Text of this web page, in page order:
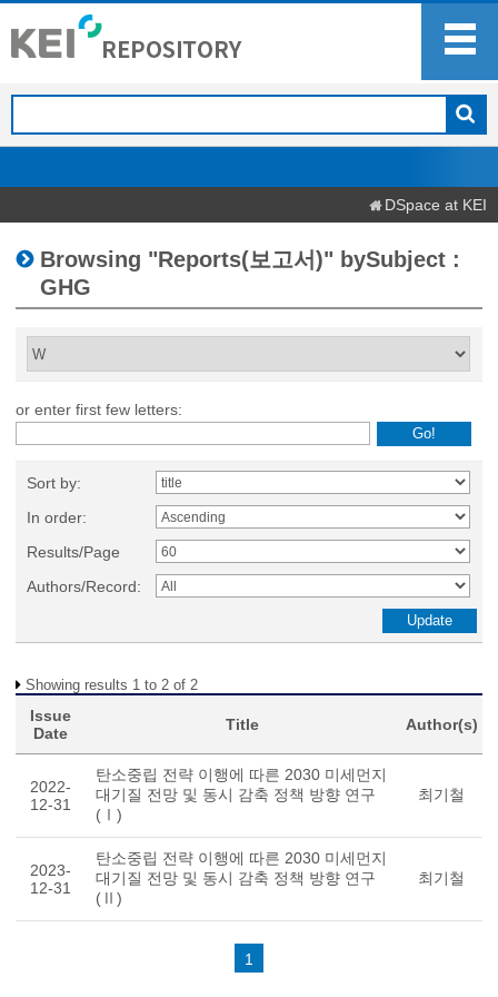
DSpace at KEI
Browsing "Reports(보고서)" bySubject :
GHG
or enter first few letters:
Sort by:
In order:
Results/Page
Authors/Record:
Showing results 1 to 2 of 2
Issue
Date
Title Author(s)
2022-
12-31
탄소중립 전략 이행에 따른 2030 미세먼지
대기질 전망 및 동시 감축 정책 방향 연구
(Ⅰ)
최기철
2023-
12-31
탄소중립 전략 이행에 따른 2030 미세먼지
대기질 전망 및 동시 감축 정책 방향 연구
(Ⅱ)
최기철
1